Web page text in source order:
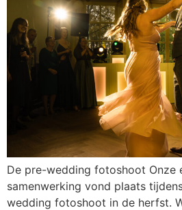
De pre-wedding fotoshoot Onze
samenwerking vond plaats
wedding fotoshoot in de herfst.